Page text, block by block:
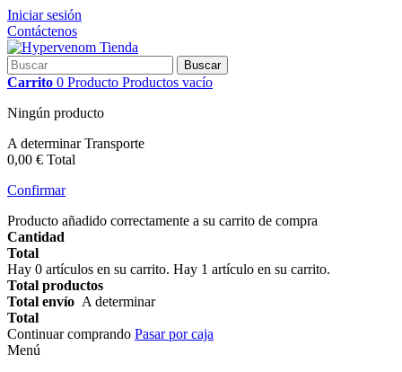
Iniciar sesión
Contáctenos
Buscar
Carrito 0 Producto Productos vacío
Ningún producto
A determinarTransporte
0,00 € Total
Confirmar
Producto añadido correctamente a su carrito de compra
Cantidad
Total
Hay 0 artículos en su carrito. Hay 1 artículo en su carrito.
Total productos
Total envío A determinar
Total
Continuar comprando Pasar por caja
Menú